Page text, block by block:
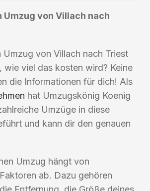
Umzug von Villach nach
Umzug von Villach nach Triest
wie viel das kosten wird? Keine
die Informationen für dich! Als
hat Umzugskönig Koenig
Umzüge in diese
und kann dir den genauen
Umzug hängt von
ab. Dazu gehören